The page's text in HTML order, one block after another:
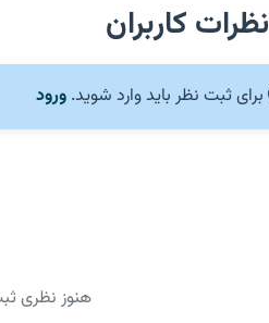
نظرات کاربران
برای ثبت نظر باید وارد شوید. ورود
هنوز نظری